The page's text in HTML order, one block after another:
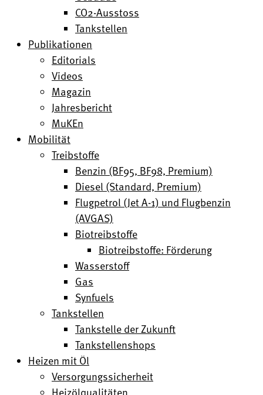
CO2-Ausstoss
Tankstellen
Publikationen
Editorials
Videos
Magazin
Jahresbericht
MuKEn
Mobilität
Treibstoffe
Benzin (BF95, BF98, Premium)
Diesel (Standard, Premium)
Flugpetrol (Jet A-1) und Flugbenzin
(AVGAS)
Biotreibstoffe
Biotreibstoffe: Förderung
Wasserstoff
Gas
Synfuels
Tankstellen
Tankstelle der Zukunft
Tankstellenshops
Heizen mit Öl
Versorgungssicherheit
Heizölqualitäten